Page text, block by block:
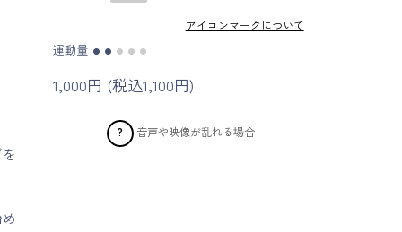
アイコンマークについて
運動量 ● ● ● ● ●
1,000円 (税込1,100円)
? 音声や映像が乱れる場合